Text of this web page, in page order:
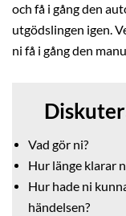
och få i gång den
utgödslingen igen.
ni få i gång den
Vad gör ni?
Hur länge klarar
Hur hade ni
händelsen?